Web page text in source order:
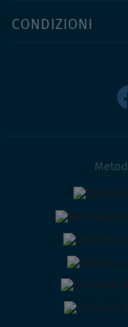
CONDIZIONI